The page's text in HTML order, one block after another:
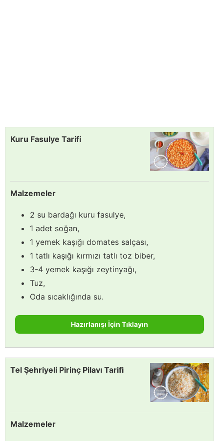
Kuru Fasulye Tarifi
Malzemeler
2 su bardağı kuru fasulye,
1 adet soğan,
1 yemek kaşığı domates salçası,
1 tatlı kaşığı kırmızı tatlı toz biber,
3-4 yemek kaşığı zeytinyağı,
Tuz,
Oda sıcaklığında su.
Hazırlanışı İçin Tıklayın
Tel Şehriyeli Pirinç Pilavı Tarifi
Malzemeler